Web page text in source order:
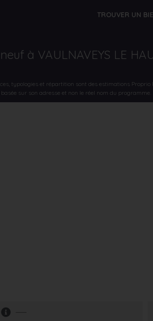
TROUVER UN
à VAULNAVEYS LE
typologies et répartition sont des estimations Proprio
sur son adresse et non le réel nom du programme.